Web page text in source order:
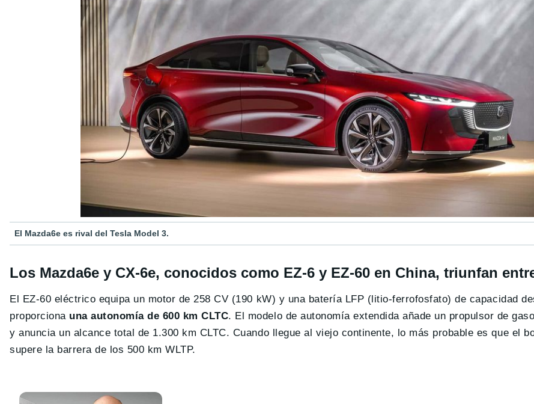
El Mazda6e es rival del Tesla Model 3.
Los Mazda6e y CX-6e, conocidos como EZ-6 y EZ-60 en China, triunfan
El EZ-60 eléctrico equipa un motor de 258 CV (190 kW) y una batería LFP (litio-ferrofosfato) de capacidad
proporciona una autonomía de 600 km CLTC. El modelo de autonomía extendida añade un propulsor de
y anuncia un alcance total de 1.300 km CLTC. Cuando llegue al viejo continente, lo más probable es que el
supere la barrera de los 500 km WLTP.